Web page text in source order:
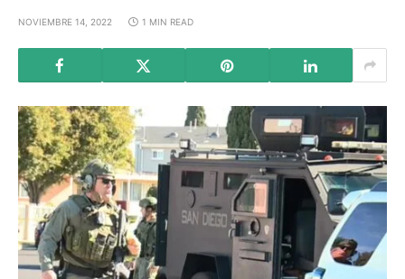
NOVIEMBRE 14, 2022 1 MIN READ